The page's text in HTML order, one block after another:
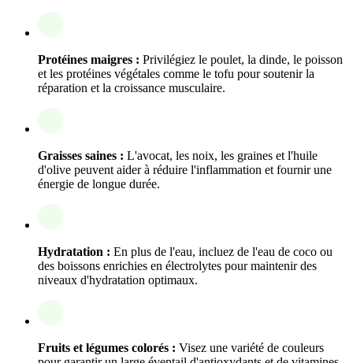
Protéines maigres : Privilégiez le poulet, la dinde, le poisson
et les protéines végétales comme le tofu pour soutenir la
réparation et la croissance musculaire.
Graisses saines : L'avocat, les noix, les graines et l'huile
d'olive peuvent aider à réduire l'inflammation et fournir une
énergie de longue durée.
Hydratation : En plus de l'eau, incluez de l'eau de coco ou
des boissons enrichies en électrolytes pour maintenir des
niveaux d'hydratation optimaux.
Fruits et légumes colorés : Visez une variété de couleurs